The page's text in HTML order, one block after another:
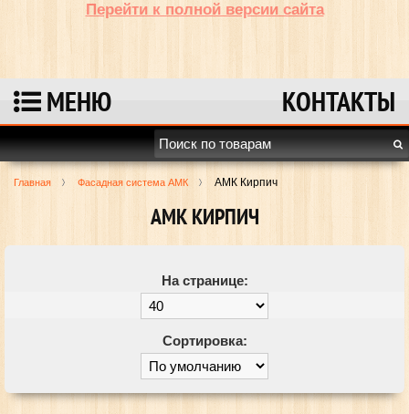
Перейти к полной версии сайта
МЕНЮ КОНТАКТЫ
Главная Фасадная система АМК АМК Кирпич
АМК КИРПИЧ
На странице:
Сортировка: